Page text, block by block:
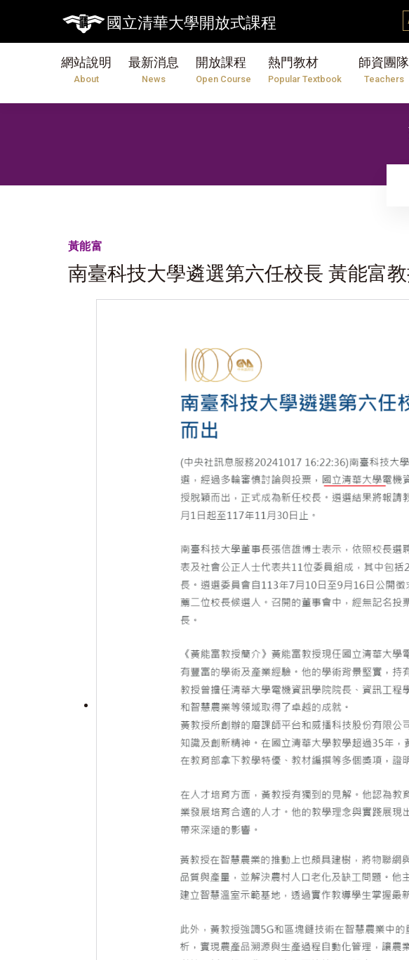
國立清華大學開放式課程
網站說明
About
最新消息
News
開放課程
Open Course
熱門教材
Popular Textbook
師資團隊
Teachers
黃能富
南臺科技大學遴選第六任校長 黃能富